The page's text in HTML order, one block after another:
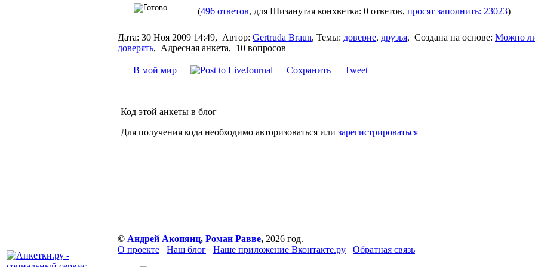
(496 ответов, для Шизанутая конхветка: 0 ответов, просят заполнить: 23023)
Дата: 30 Ноя 2009 14:49, Автор: Gertruda Braun, Темы: доверие, друзья, Создана на основе: Можно
доверять, Адресная анкета, 10 вопросов
В мой мир Сохранить Tweet
Код этой анкеты в блог
Для получения кода необходимо авторизоваться или зарегистрироваться
© Андрей Акопянц, Роман Равве, 2026 год.
О проекте
Наш блог Наше приложение Вконтакте.ру Обратная связь